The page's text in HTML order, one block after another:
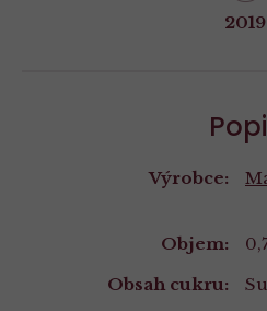
2019
Výrobce:
Objem:
Obsah cukru: